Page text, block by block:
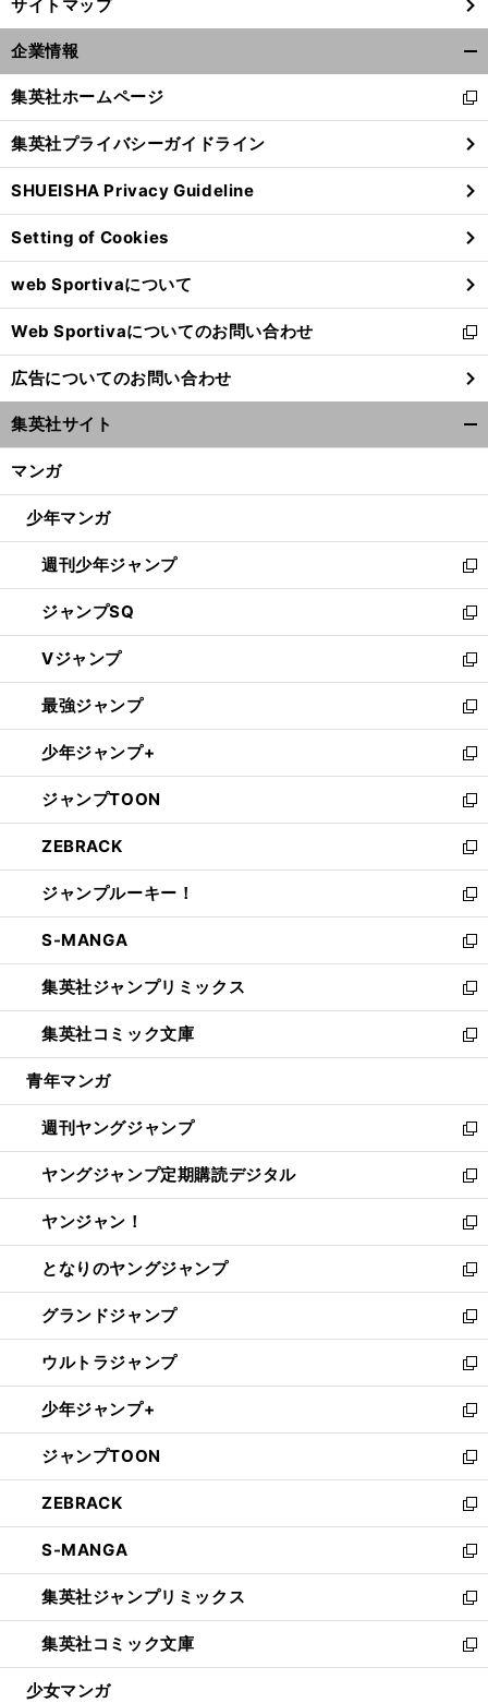
サイトマップ
企業情報
閉
る
集英社ホームページ
新
し
い
ウ
ィ
ン
ド
ウ
で
開
く
集英社プライバシーガイドライン
SHUEISHA Privacy Guideline
Setting of Cookies
web Sportivaについて
Web Sportivaについてのお問い合わせ
新
し
い
ウ
ィ
ン
ウ
開
く
広告についてのお問い合わせ
集英社サイト
マンガ
少年マンガ
週刊少年ジャンプ
新
し
い
ウ
ィ
ン
ド
ウ
で
開
く
ジャンプSQ
新
し
い
ウ
ィ
ン
ド
ウ
で
開
く
Vジャンプ
新
し
い
ウ
ィ
ン
ド
ウ
で
開
く
最強ジャンプ
新
し
い
ウ
ィ
ン
ド
ウ
で
開
く
少年ジャンプ+
新
し
い
ウ
ィ
ン
ド
ウ
で
開
く
ジャンプTOON
新
し
い
ウ
ィ
ン
ド
ウ
で
開
く
ZEBRACK
新
し
い
ウ
ィ
ン
ド
ウ
で
開
ジャンプルーキー！
新
し
い
ウ
ィ
ン
ド
ウ
開
く
S-MANGA
新
し
い
ウ
ィ
ン
ウ
で
開
く
集英社ジャンプリミックス
新
し
い
ウ
ン
ド
ウ
で
開
く
集英社コミック文庫
新
し
ウ
ィ
ン
ド
ウ
で
開
く
青年マンガ
週刊ヤングジャンプ
新
し
い
ウ
ィ
ン
ド
ウ
で
開
く
ヤングジャンプ定期購読デジタル
新
し
い
ウ
ィ
ン
ド
ウ
で
開
く
ヤンジャン！
新
し
い
ウ
ィ
ン
ド
ウ
で
開
く
となりのヤングジャンプ
新
し
い
ウ
ィ
ン
ド
ウ
で
開
く
グランドジャンプ
新
し
い
ウ
ィ
ン
ド
ウ
で
開
く
ウルトラジャンプ
新
し
い
ウ
ィ
ン
ド
ウ
で
開
く
少年ジャンプ+
新
し
い
ウ
ィ
ン
ド
ウ
で
開
く
ジャンプTOON
新
し
い
ウ
ィ
ン
ド
ウ
で
開
ZEBRACK
新
し
い
ウ
ィ
ン
ド
ウ
S-MANGA
新
し
い
ウ
ィ
ン
集英社ジャンプリミックス
新
し
い
ウ
集英社コミック文庫
新
し
少女マンガ